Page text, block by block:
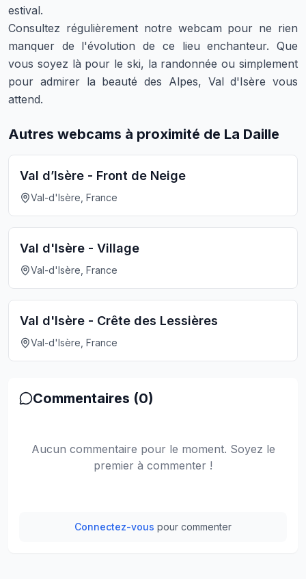
estival.
Consultez régulièrement notre webcam pour ne rien
manquer de l'évolution de ce lieu enchanteur. Que
vous soyez là pour le ski, la randonnée ou simplement
pour admirer la beauté des Alpes, Val d'Isère vous
attend.
Autres webcams à proximité de La Daille
Val d’Isère - Front de Neige
Val-d'Isère, France
Val d'Isère - Village
Val-d'Isère, France
Val d'Isère - Crête des Lessières
Val-d'Isère, France
Commentaires (0)
Aucun commentaire pour le moment. Soyez le
premier à commenter !
Connectez-vous pour commenter